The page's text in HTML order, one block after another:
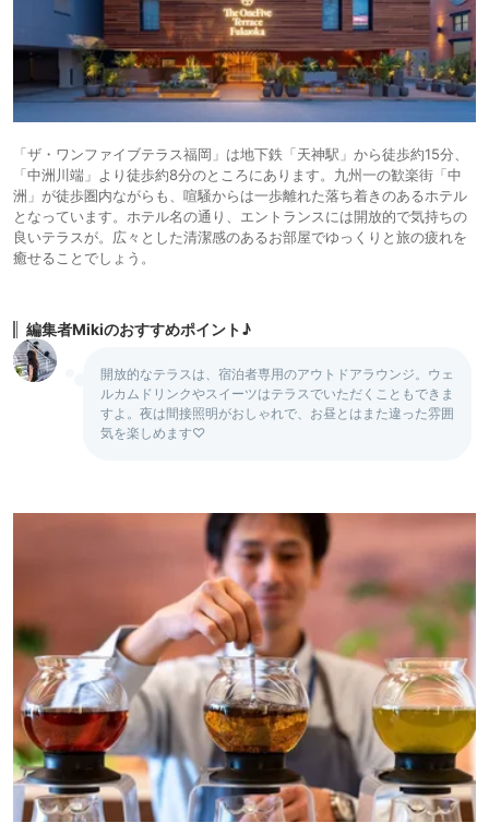
「ザ・ワンファイブテラス福岡」は地下鉄「天神駅」から徒歩約15分、
「中洲川端」より徒歩約8分のところにあります。九州一の歓楽街「中
洲」が徒歩圏内ながらも、喧騒からは一歩離れた落ち着きのあるホテル
となっています。ホテル名の通り、エントランスには開放的で気持ちの
良いテラスが。広々とした清潔感のあるお部屋でゆっくりと旅の疲れを
癒せることでしょう。
編集者Mikiのおすすめポイント♪
開放的なテラスは、宿泊者専用のアウトドアラウンジ。ウェ
ルカムドリンクやスイーツはテラスでいただくこともできま
すよ。夜は間接照明がおしゃれで、お昼とはまた違った雰囲
気を楽しめます♡